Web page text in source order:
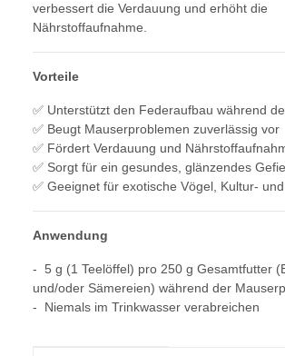
verbessert die Verdauung und erhöht die
Nährstoffaufnahme.
Vorteile
✅ Unterstützt den Federaufbau während
✅ Beugt Mauserproblemen zuverlässig vor
✅ Fördert Verdauung und
✅ Sorgt für ein gesundes, glänzendes
✅ Geeignet für exotische Vögel, Kultur-
Anwendung
- 5 g (1 Teelöffel) pro 250 g Gesamtfutter
und/oder Sämereien) während der
- Niemals im Trinkwasser verabreichen